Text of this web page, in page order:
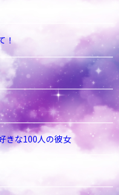
！
きな100人の彼女